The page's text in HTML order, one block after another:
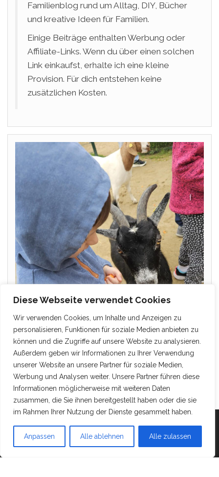
Diese Webseite verwendet Cookies
Wir verwenden Cookies, um Inhalte und Anzeigen zu
personalisieren, Funktionen für soziale Medien anbieten zu
können und die Zugriffe auf unsere Website zu analysieren.
Außerdem geben wir Informationen zu Ihrer Verwendung
unserer Website an unsere Partner für soziale Medien,
Werbung und Analysen weiter. Unsere Partner führen diese
Informationen möglicherweise mit weiteren Daten
zusammen, die Sie ihnen bereitgestellt haben oder die sie
im Rahmen Ihrer Nutzung der Dienste gesammelt haben.
Anpassen Alle ablehnen Alle zulassen
Familienblog rund um Alltag, DIY, Bücher
und kreative Ideen für Familien.
Einige Beiträge enthalten Werbung oder
Affiliate-Links. Wenn du über einen solchen
Link einkaufst, erhalte ich eine kleine
Provision. Für dich entstehen keine
zusätzlichen Kosten.
Mit Stolz präsentiert vonWordPress |Theme:Head
Blog